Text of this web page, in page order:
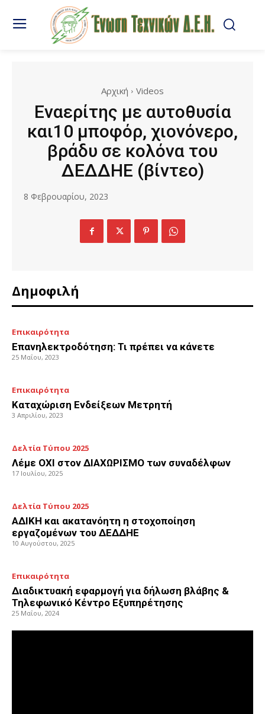
Αρχική Videos
Εναερίτης με αυτοθυσία
και10 μποφόρ, χιονόνερο,
βράδυ σε κολόνα του
ΔΕΔΔΗΕ (βίντεο)
8 Φεβρουαρίου, 2023
Δημοφιλή
Επικαιρότητα
Επανηλεκτροδότηση: Τι πρέπει να κάνετε
25 Μαΐου, 2023
Επικαιρότητα
Καταχώριση Ενδείξεων Μετρητή
3 Απριλίου, 2023
Δελτία Τύπου 2025
Λέμε ΟΧΙ στον ΔΙΑΧΩΡΙΣΜΟ των συναδέλφων
17 Ιουλίου, 2025
Δελτία Τύπου 2025
ΑΔΙΚΗ και ακατανόητη η στοχοποίηση
εργαζομένων του ΔΕΔΔΗΕ
10 Αυγούστου, 2025
Επικαιρότητα
Διαδικτυακή εφαρμογή για δήλωση βλάβης &
Τηλεφωνικό Κέντρο Εξυπηρέτησης
25 Μαΐου, 2024